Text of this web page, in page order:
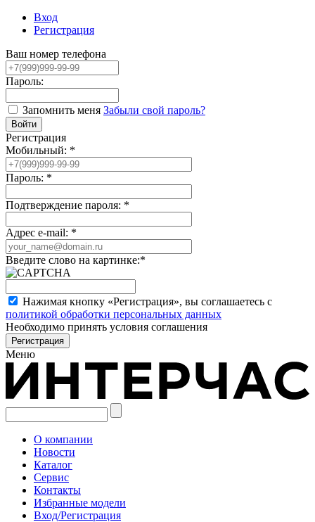
Вход
Регистрация
Ваш номер телефона
Пароль:
Запомнить меня Забыли свой пароль?
Регистрация
Мобильный: *
Пароль: *
Подтверждение пароля: *
Адрес e-mail: *
Введите слово на картинке:*
Нажимая кнопку «Регистрация», вы соглашаетесь с
политикой обработки персональных данных
Необходимо принять условия соглашения
Меню
О компании
Новости
Каталог
Сервис
Контакты
Избранные модели
Вход/Регистрация